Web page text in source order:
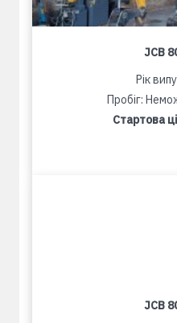
JCB
Рік
Пробіг:
Стартова
JCB